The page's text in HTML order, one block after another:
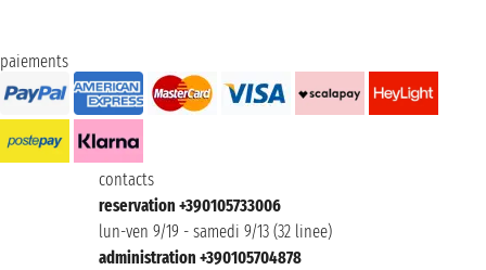
paiements
contacts
reservation +390105733006
lun-ven 9/19 - samedi 9/13 (32 linee)
administration +390105704878